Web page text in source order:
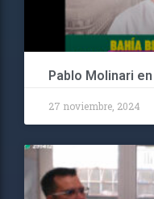
Pablo Molinari
27 noviembre, 2024